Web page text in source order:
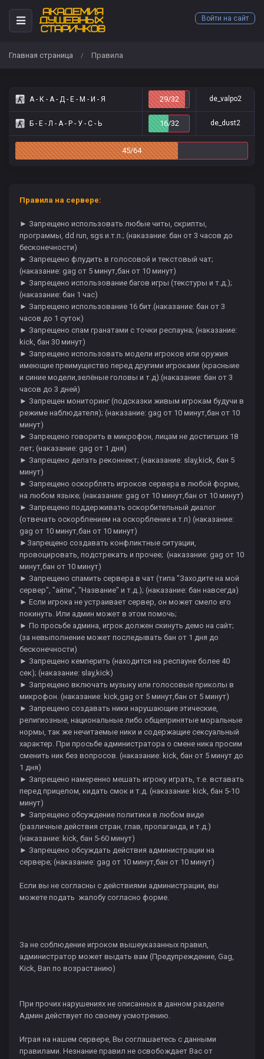
Войти на сайт
Главная страница / Правила
А - К - А - Д - Е - М - И - Я 29/32 de_valpo2
Б - Е - Л - А - Р - У - С - Ь 16/32 de_dust2
45/64
Правила на сервере:
► Запрещено использовать любые читы, скрипты,
программы, dd run, sgs и.т.п.; (наказание: бан от 3 часов до
бесконечности)
► Запрещено флудить в голосовой и текстовый чат;
(наказание: gag от 5 минут,бан от 10 минут)
► Запрещено использование багов игры (текстуры и т.д.);
(наказание: бан 1 час)
► Запрещено использование 16 бит.(наказание: бан от 3
часов до 1 суток)
► Запрещено спам гранатами с точки респауна; (наказание:
kick, бан 30 минут)
► Запрещено использовать модели игроков или оружия
имеющие преимущество перед другими игроками (красныие
и синие модели,зелёные головы и т.д).(наказание: бан от 3
часов до 3 дней)
► Запрещен мониторинг (подсказки живым игрокам будучи в
режиме наблюдателя); (наказание: gag от 10 минут,бан от 10
минут)
► Запрещено говорить в микрофон, лицам не достигших 18
лет; (наказание: gag от 1 дня)
► Запрещено делать реконнект; (наказание: slay,kick, бан 5
минут)
► Запрещено оскорблять игроков сервера в любой форме,
на любом языке; (наказание: gag от 10 минут,бан от 10 минут)
► Запрещено поддерживать оскорбительный диалог
(отвечать оскорблением на оскорбление и.т.п) (наказание:
gag от 10 минут,бан от 10 минут)
►Запрещено создавать конфликтные ситуации,
провоцировать, подстрекать и прочее; (наказание: gag от 10
минут,бан от 10 минут)
► Запрещено спамить сервера в чат (типа "Заходите на мой
сервер", "айпи", "Название" и т.д.); (наказание: бан навсегда)
► Если игрока не устраивает сервер, он может смело его
покинуть. Или админ может в этом помочь;
► По просьбе админа, игрок должен скинуть демо на сайт;
(за невыполнение может последывать бан от 1 дня до
бесконечности)
► Запрещено кемперить (находится на респауне более 40
сек); (наказание: slay,kick)
► Запрещено включать музыку или голосовые приколы в
микрофон. (наказание: kick,gag от 5 минут,бан от 5 минут)
► Запрещено создавать ники нарушающие этические,
религиозные, национальные либо общепринятые моральные
нормы, так же нечитаемые ники и содержащие сексуальный
характер. При просьбе администратора о смене ника просим
сменить ник без вопросов. (наказание: kick, бан от 5 минут до
1 дня)
► Запрещено намеренно мешать игроку играть, т.е. вставать
перед прицелом, кидать смок и т.д. (наказание: kick, бан 5-10
минут)
► Запрещено обсуждение политики в любом виде
(различные действия стран, глав, пропаганда, и т.д.)
(наказание: kick, бан 5-60 минут)
► Запрещено обсуждать действия администрации на
сервере; (наказание: gag от 10 минут,бан от 10 минут)
Если вы не согласны с действиями администрации, вы
можете подать жалобу согласно форме.
За не соблюдение игроком вышеуказанных правил,
администратор может выдать вам (Предупреждение, Gag,
Kick, Ban по возрастанию)
При прочих нарушениях не описанных в данном разделе
Админ действует по своему усмотрению.
Играя на нашем сервере, Вы соглашаетесь с данными
правилами. Незнание правил не освобождает Вас от